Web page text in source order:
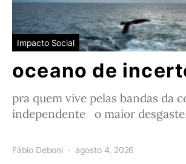
Impacto Social
oceano de
pra quem vive pelas bandas da
independente o maior
Fábio Deboni agosto 4, 2026